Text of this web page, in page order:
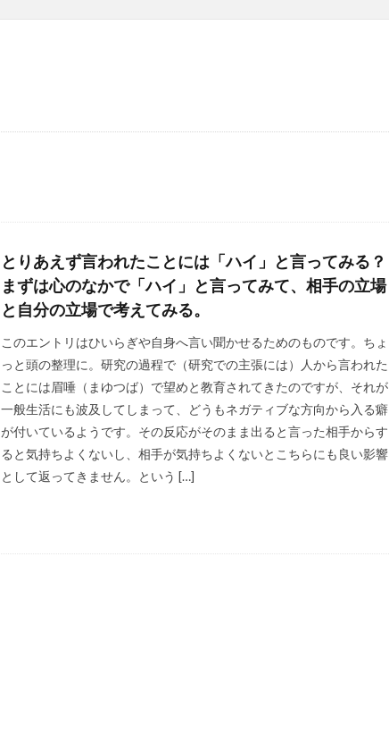
とりあえず言われたことには「ハイ」と言ってみる？
まずは心のなかで「ハイ」と言ってみて、相手の立場
と自分の立場で考えてみる。
このエントリはひいらぎや自身へ言い聞かせるためのものです。ちょ
っと頭の整理に。研究の過程で（研究での主張には）人から言われた
ことには眉唾（まゆつば）で望めと教育されてきたのですが、それが
一般生活にも波及してしまって、どうもネガティブな方向から入る癖
が付いているようです。その反応がそのまま出ると言った相手からす
ると気持ちよくないし、相手が気持ちよくないとこちらにも良い影響
として返ってきません。という […]